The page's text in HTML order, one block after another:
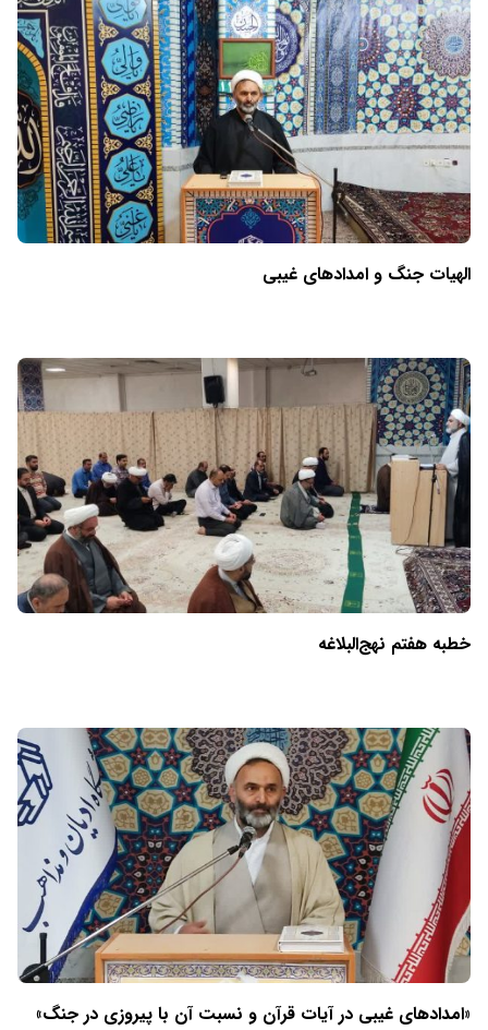
الهیات جنگ و امدادهای غیبی
خطبه هفتم نهج‌البلاغه
«امدادهای غیبی در آیات قرآن و نسبت آن با پیروزی در جنگ»